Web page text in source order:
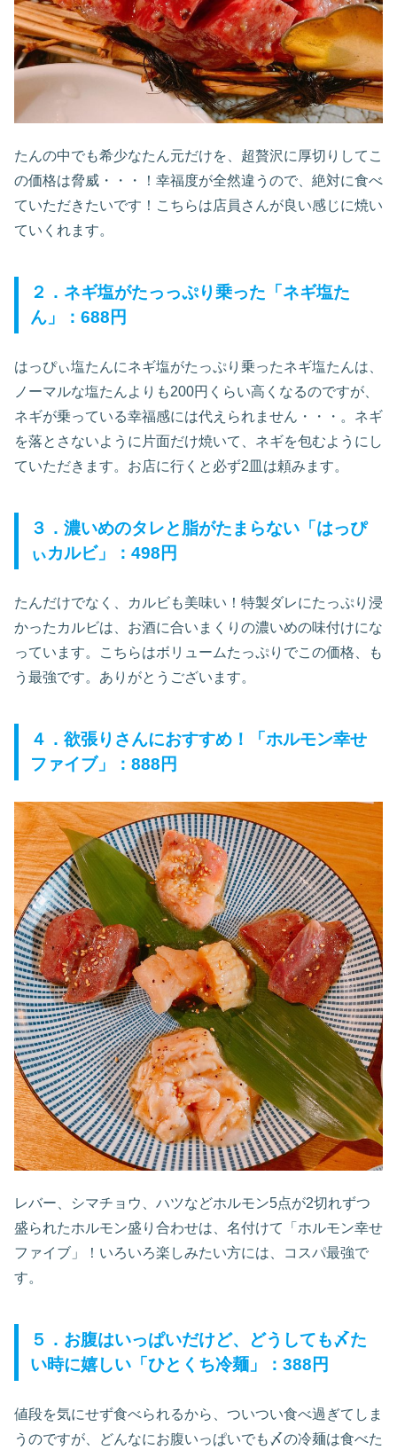
たんの中でも希少なたん元だけを、超贅沢に厚切りしてこ
の価格は脅威・・・！幸福度が全然違うので、絶対に食べ
ていただきたいです！こちらは店員さんが良い感じに焼い
ていくれます。
２．ネギ塩がたっっぷり乗った「ネギ塩た
ん」：688円
はっぴぃ塩たんにネギ塩がたっぷり乗ったネギ塩たんは、
ノーマルな塩たんよりも200円くらい高くなるのですが、
ネギが乗っている幸福感には代えられません・・・。ネギ
を落とさないように片面だけ焼いて、ネギを包むようにし
ていただきます。お店に行くと必ず2皿は頼みます。
３．濃いめのタレと脂がたまらない「はっぴ
ぃカルビ」：498円
たんだけでなく、カルビも美味い！特製ダレにたっぷり浸
かったカルビは、お酒に合いまくりの濃いめの味付けにな
っています。こちらはボリュームたっぷりでこの価格、も
う最強です。ありがとうございます。
４．欲張りさんにおすすめ！「ホルモン幸せ
ファイブ」：888円
レバー、シマチョウ、ハツなどホルモン5点が2切れずつ
盛られたホルモン盛り合わせは、名付けて「ホルモン幸せ
ファイブ」！いろいろ楽しみたい方には、コスパ最強で
す。
５．お腹はいっぱいだけど、どうしても〆た
い時に嬉しい「ひとくち冷麺」：388円
値段を気にせず食べられるから、ついつい食べ過ぎてしま
うのですが、どんなにお腹いっぱいでも〆の冷麺は食べた